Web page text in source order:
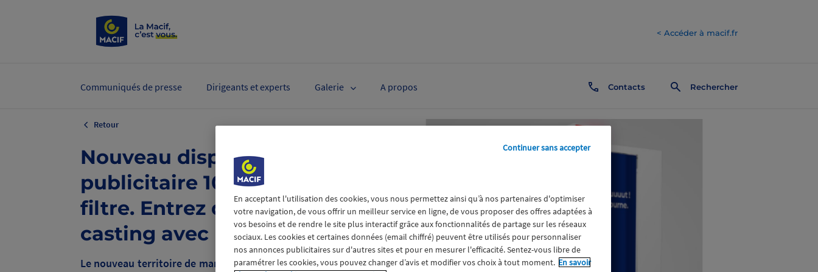
< Accéder à macif.fr
Contacts Rechercher
Communiqués de presse Dirigeants et experts Galerie A propos
Retour
Nouveau dispositif
publicitaire 100% sans
filtre. Entrez dans la boîte à
casting avec la Macif !
Le nouveau territoire de marque de la Macif, lancé en 2021,
En acceptant l'utilisation des cookies, vous nous permettez ainsi qu’à nos partenaires d'optimiser
votre navigation, de vous offrir un meilleur service en ligne, de vous proposer des offres adaptées à
vos besoins et de rendre le site plus interactif grâce aux fonctionnalités de partage sur les réseaux
sociaux. Les cookies et certaines données (email chiffré) peuvent être utilisés pour personnaliser
nos annonces publicitaires sur d'autres sites et pour en mesurer l'efficacité. Sentez-vous libre de
paramétrer les cookies, vous pouvez changer d’avis et modifier vos choix à tout moment. En savoir
Continuer sans accepter